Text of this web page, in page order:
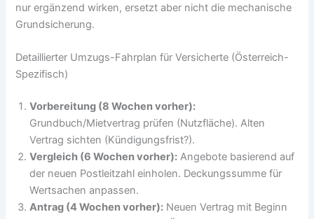
nur ergänzend wirken, ersetzt aber nicht die mechanische
Grundsicherung.
Detaillierter Umzugs-Fahrplan für Versicherte (Österreich-
Spezifisch)
Vorbereitung (8 Wochen vorher):
Grundbuch/Mietvertrag prüfen (Nutzfläche). Alten
Vertrag sichten (Kündigungsfrist?).
Vergleich (6 Wochen vorher): Angebote basierend auf
der neuen Postleitzahl einholen. Deckungssumme für
Wertsachen anpassen.
Antrag (4 Wochen vorher): Neuen Vertrag mit Beginn